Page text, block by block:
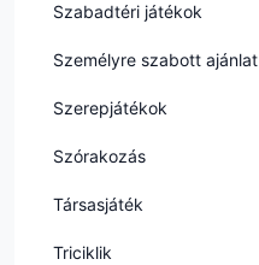
Szabadtéri játékok
Személyre szabott ajánlat
Szerepjátékok
Szórakozás
Társasjáték
Triciklik